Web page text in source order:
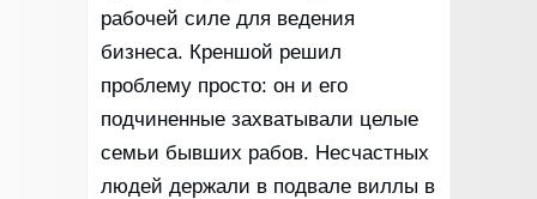
рабочей силе для ведения
бизнеса. Креншой решил
проблему просто: он и его
подчиненные захватывали целые
семьи бывших рабов. Несчастных
людей держали в подвале виллы в